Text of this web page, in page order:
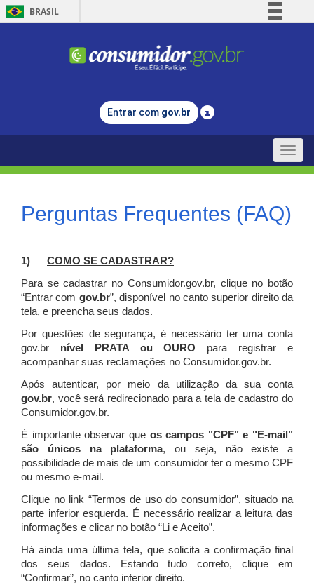
BRASIL
Comunica BR
Legislação
Entrar com gov.br
Toggle
Perguntas Frequentes (FAQ)
1) COMO SE CADASTRAR?
Para se cadastrar no Consumidor.gov.br, clique no botão
“Entrar com gov.br”, disponível no canto superior direito da
tela, e preencha seus dados.
Por questões de segurança, é necessário ter uma conta
gov.br nível PRATA ou OURO para registrar e
acompanhar suas reclamações no Consumidor.gov.br.
Após autenticar, por meio da utilização da sua conta
gov.br, você será redirecionado para a tela de cadastro do
Consumidor.gov.br.
É importante observar que os campos "CPF" e "E-mail"
são únicos na plataforma, ou seja, não existe a
possibilidade de mais de um consumidor ter o mesmo CPF
ou mesmo e-mail.
Clique no link “Termos de uso do consumidor”, situado na
parte inferior esquerda. É necessário realizar a leitura das
informações e clicar no botão “Li e Aceito”.
Há ainda uma última tela, que solicita a confirmação final
dos seus dados. Estando tudo correto, clique em
“Confirmar”, no canto inferior direito.